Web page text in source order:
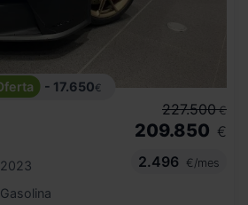
- 17.650€
2023
Gasolina
227.500 €
209.850 €
2.496
€/mes